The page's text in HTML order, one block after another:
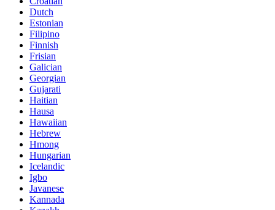
Dutch
Estonian
Filipino
Finnish
Frisian
Galician
Georgian
Gujarati
Haitian
Hausa
Hawaiian
Hebrew
Hmong
Hungarian
Icelandic
Igbo
Javanese
Kannada